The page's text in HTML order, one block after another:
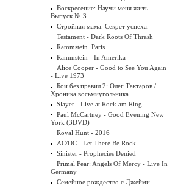
Воскресение: Научи меня жить.
Выпуск № 3
Стройная мама. Секрет успеха.
Testament - Dark Roots Of Thrash
Rammstein. Paris
Rammstein - In Amerika
Alice Cooper - Good to See You Again
- Live 1973
Бои без правил 2: Олег Тактаров /
Хроника восьмиугольника
Slayer - Live at Rock am Ring
Paul McCartney - Good Evening New
York (3DVD)
Royal Hunt - 2016
AC/DC - Let There Be Rock
Sinister - Prophecies Denied
Primal Fear: Angels Of Mercy - Live In
Germany
Семейное рождество с Джейми